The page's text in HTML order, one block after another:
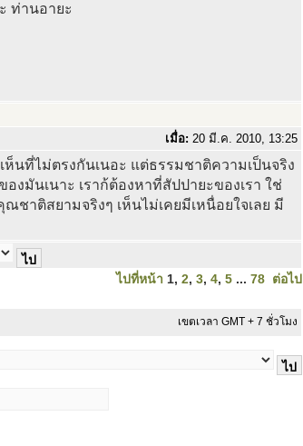
ท่านอายะ
เมื่อ: 20 มี.ค. 2010, 13:25
นที่ไม่ตรงกันเนอะ แต่ธรรมชาติความเป็นจริง
มันเนาะ เราก้ต้องหาที่สัปปายะของเรา ใช่
ชาติสยามจริงๆ เห็นไม่เคยมีเหนื่อยใจเลย มี
ไปที่หน้า 1, 2, 3, 4, 5 ... 78 ต่อไป
เขตเวลา GMT + 7 ชั่วโมง